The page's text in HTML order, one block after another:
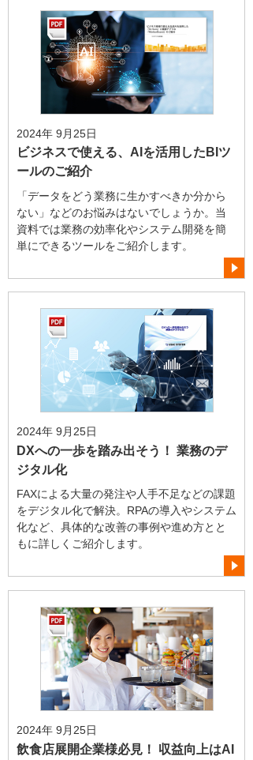
2024年 9月25日
ビジネスで使える、AIを活用したBIツ
ールのご紹介
「データをどう業務に生かすべきか分から
ない」などのお悩みはないでしょうか。当
資料では業務の効率化やシステム開発を簡
単にできるツールをご紹介します。
2024年 9月25日
DXへの一歩を踏み出そう！ 業務のデ
ジタル化
FAXによる大量の発注や人手不足などの課題
をデジタル化で解決。RPAの導入やシステム
化など、具体的な改善の事例や進め方とと
もに詳しくご紹介します。
2024年 9月25日
飲食店展開企業様必見！ 収益向上はAI